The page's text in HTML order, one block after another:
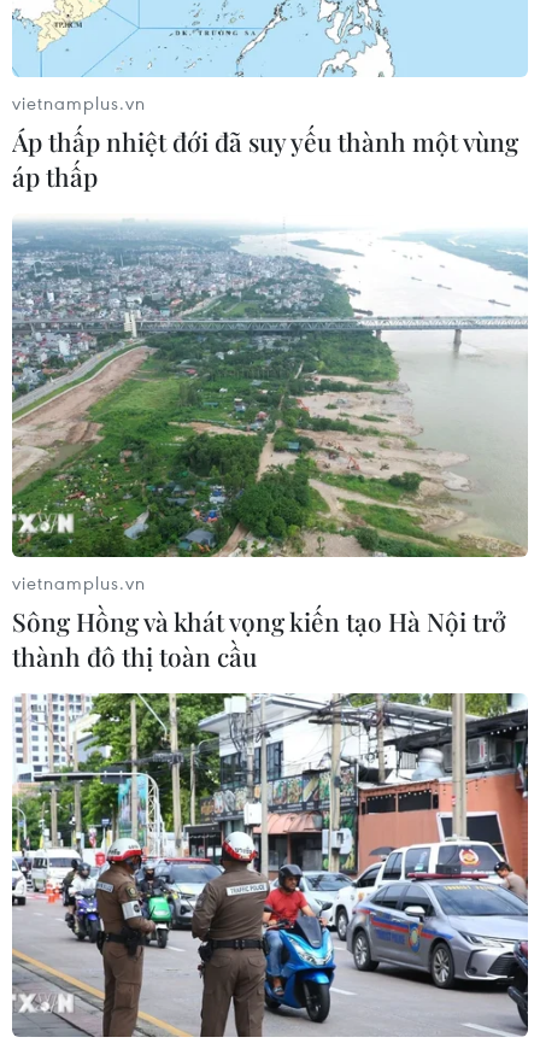
www.hanhtrangso.nxbgdvn . “Giáo viên có thể
truy cập hai địa chỉ này để tự tập huấn, tự
nghiên cứu, rút ngắn thời gian tập huấn đồng
thời hỗ trợ tích cực và tăng hiệu quả của việc
tập huấn trực tiếp,” Phó Tổng biên tập Nhà xuất
bản Giáo dục Việt Nam Nguyễn Văn Tùng nói./.
(Vietnam+)
#Tập huấn
#Nhà xuất bản Giáo dục Việt Nam
#Bộ sách Cánh Diều
Theo dõi VietnamPlus
vietnamplus.vn
Áp thấp nhiệt đới đã suy yếu thành một vùng
áp thấp
vietnamplus.vn
Sông Hồng và khát vọng kiến tạo Hà Nội trở
thành đô thị toàn cầu